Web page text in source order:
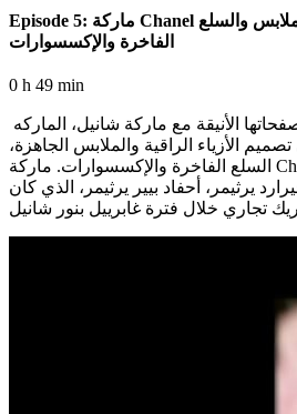
Episode 5: ماركة Chanel الفرنسية للإزياء والملابس والسلع
الفاخرة والإكسسوارات
0 h 49 min
الأزياء الراقية والملابس الجاهزة،
السلع الفاخرة والإكسسوارات. ماركة Chanel تمتلكها شركه خاصة
يرثيمر، أحفاد بيير يرثيمر، الذي كان